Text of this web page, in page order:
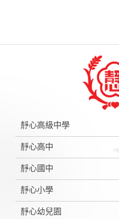
靜心高級中學
靜心高中
靜心國中
靜心小學
靜心幼兒園